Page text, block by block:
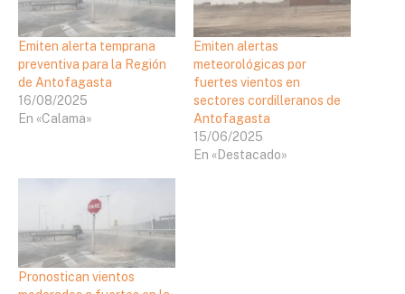
Emiten alerta temprana
preventiva para la Región
de Antofagasta
16/08/2025
En «Calama»
Emiten alertas
meteorológicas por
fuertes vientos en
sectores cordilleranos de
Antofagasta
15/06/2025
En «Destacado»
Pronostican vientos